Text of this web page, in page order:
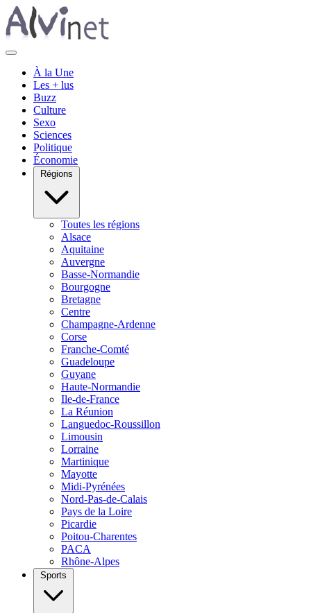
À la Une
Les + lus
Buzz
Culture
Sexo
Sciences
Politique
Économie
Régions
Toutes les régions
Alsace
Aquitaine
Auvergne
Basse-Normandie
Bourgogne
Bretagne
Centre
Champagne-Ardenne
Corse
Franche-Comté
Guadeloupe
Guyane
Haute-Normandie
Ile-de-France
La Réunion
Languedoc-Roussillon
Limousin
Lorraine
Martinique
Mayotte
Midi-Pyrénées
Nord-Pas-de-Calais
Pays de la Loire
Picardie
Poitou-Charentes
PACA
Rhône-Alpes
Sports